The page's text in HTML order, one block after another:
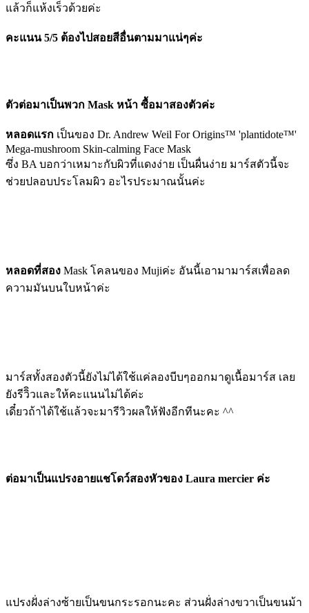
แล้วก็แห้งเร็วด้วยค่ะ
คะแนน 5/5 ต้องไปสอยสีอื่นตามมาแน่ๆค่ะ
ตัวต่อมาเป็นพวก Mask หน้า ซื้อมาสองตัวค่ะ
หลอดแรก เป็นของ Dr. Andrew Weil For Origins™ 'plantidote™'
Mega-mushroom Skin-calming Face Mask
ซึ่ง BA บอกว่าเหมาะกับผิวที่แดงง่าย เป็นผื่นง่าย มาร์สตัวนี้จะ
ช่วยปลอบประโลมผิว อะไรประมาณนั้นค่ะ
หลอดที่สอง Mask โคลนของ Mujiค่ะ อันนี้เอามามาร์สเพื่อลด
ความมันบนใบหน้าค่ะ
มาร์สทั้งสองตัวนี้ยังไม่ได้ใช้แค่ลองบีบๆออกมาดูเนื้อมาร์ส เลย
ยังรีวิิวและให้คะแนนไม่ได้ค่ะ
เดี๋ยวถ้าได้ใช้แล้วจะมารีวิวผลให้ฟังอีกทีนะคะ ^^
ต่อมาเป็นแปรงอายแชโดว์สองหัวของ Laura mercier ค่ะ
แปรงฝั่งล่างซ้ายเป็นขนกระรอกนะคะ ส่วนฝั่งล่างขวาเป็นขนม้า